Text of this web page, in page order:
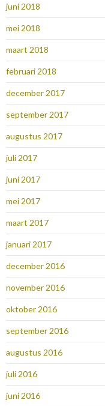
juni 2018
mei 2018
maart 2018
februari 2018
december 2017
september 2017
augustus 2017
juli 2017
juni 2017
mei 2017
maart 2017
januari 2017
december 2016
november 2016
oktober 2016
september 2016
augustus 2016
juli 2016
juni 2016